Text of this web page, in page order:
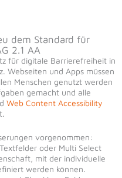
dem Standard für
2.1 AA
für digitale Barrierefreiheit in
Webseiten und Apps müssen
Menschen genutzt werden
gemacht und alle
Web Content Accessibility
vorgenommen:
oder Multi Select
mit der individuelle
werden können.